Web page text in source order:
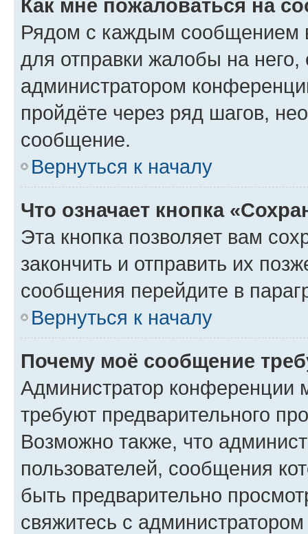
Как мне пожаловаться на
Рядом с каждым сообщением
для отправки жалобы на
администратором
пройдёте через ряд шагов,
сообщение.
Вернуться к началу
Что означает кнопка
Эта кнопка позволяет вам
закончить и отправить их
сообщения перейдите в
Вернуться к началу
Почему моё сообщение
Администратор конференции
требуют предварительного
Возможно также, что
пользователей, сообщения
быть предварительно
свяжитесь с